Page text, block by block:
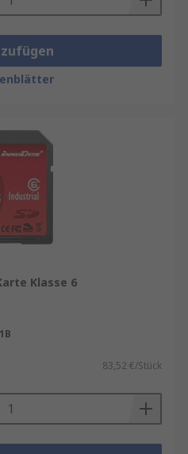
Klasse 6
83,52 €/Stück